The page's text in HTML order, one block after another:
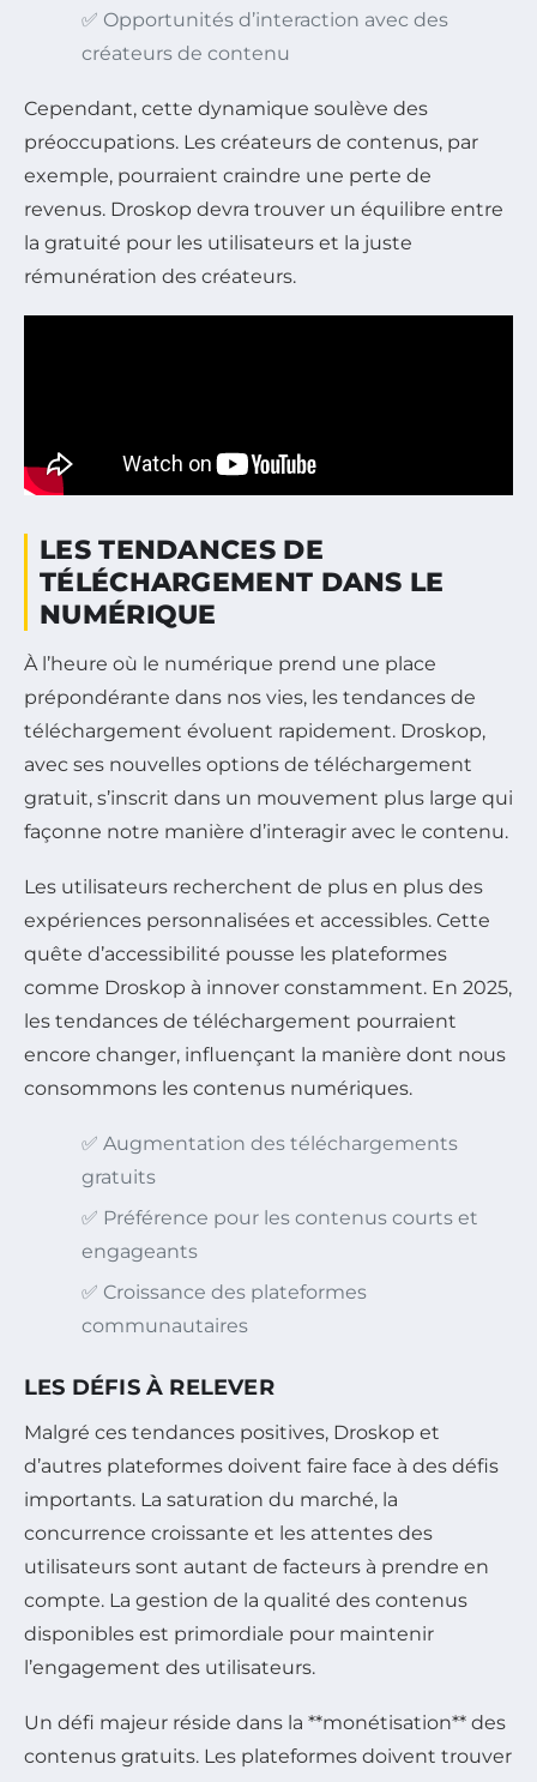
✅ Opportunités d’interaction avec des
créateurs de contenu
Cependant, cette dynamique soulève des
préoccupations. Les créateurs de contenus, par
exemple, pourraient craindre une perte de
revenus. Droskop devra trouver un équilibre entre
la gratuité pour les utilisateurs et la juste
rémunération des créateurs.
LES TENDANCES DE
TÉLÉCHARGEMENT DANS LE
NUMÉRIQUE
À l’heure où le numérique prend une place
prépondérante dans nos vies, les tendances de
téléchargement évoluent rapidement. Droskop,
avec ses nouvelles options de téléchargement
gratuit, s’inscrit dans un mouvement plus large qui
façonne notre manière d’interagir avec le contenu.
Les utilisateurs recherchent de plus en plus des
expériences personnalisées et accessibles. Cette
quête d’accessibilité pousse les plateformes
comme Droskop à innover constamment. En 2025,
les tendances de téléchargement pourraient
encore changer, influençant la manière dont nous
consommons les contenus numériques.
✅ Augmentation des téléchargements
gratuits
✅ Préférence pour les contenus courts et
engageants
✅ Croissance des plateformes
communautaires
LES DÉFIS À RELEVER
Malgré ces tendances positives, Droskop et
d’autres plateformes doivent faire face à des défis
importants. La saturation du marché, la
concurrence croissante et les attentes des
utilisateurs sont autant de facteurs à prendre en
compte. La gestion de la qualité des contenus
disponibles est primordiale pour maintenir
l’engagement des utilisateurs.
Un défi majeur réside dans la **monétisation** des
contenus gratuits. Les plateformes doivent trouver